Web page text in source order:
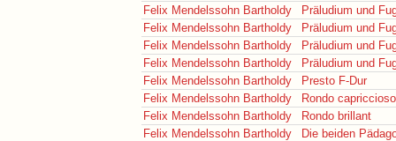
Felix Mendelssohn Bartholdy
Präludium und
Felix Mendelssohn Bartholdy
Präludium und
Felix Mendelssohn Bartholdy
Präludium und
Felix Mendelssohn Bartholdy
Präludium und
Felix Mendelssohn Bartholdy
Presto F-Dur
Felix Mendelssohn Bartholdy
Rondo capriccioso
Felix Mendelssohn Bartholdy
Rondo brillant
Felix Mendelssohn Bartholdy
Die beiden